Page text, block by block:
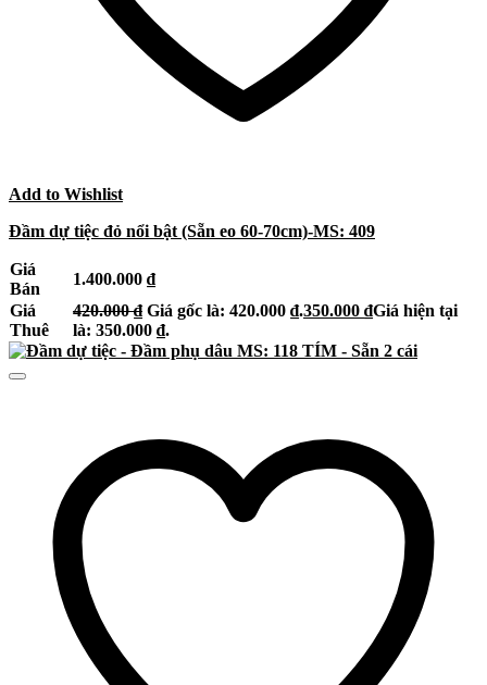
Add to Wishlist
Đầm dự tiệc đỏ nổi bật (Sẵn eo 60-70cm)-MS: 409
Giá
Bán
1.400.000 ₫
Giá
Thuê
420.000₫ Giá gốc là: 420.000 ₫.350.000 ₫Giá hiện tại
là: 350.000 ₫.